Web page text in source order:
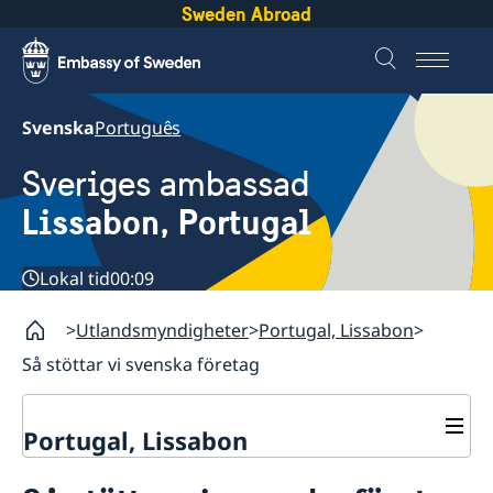
Sweden Abroad
SvenskaPortuguês
Sveriges ambassad
Lissabon, Portugal
Lokal tid00:09
Utlandsmyndigheter Portugal, Lissabon
Så stöttar vi svenska företag
Portugal, Lissabon